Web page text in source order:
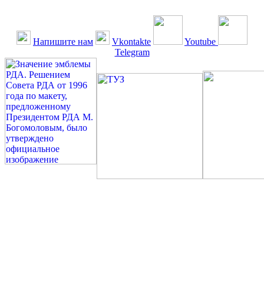
Напишите нам Vkontakte
Youtube
Telegram